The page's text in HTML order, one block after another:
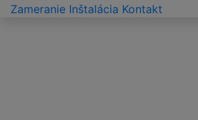
Zameranie Inštalácia Kontakt